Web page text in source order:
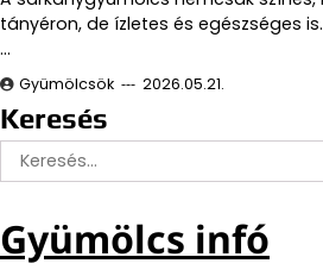
tányéron, de ízletes és egészséges
…
Gyümölcsök 2026.05.21.
Keresés
Keresés:
Gyümölcs infó